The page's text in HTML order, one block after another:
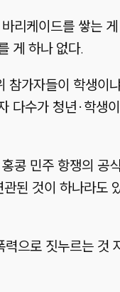
리케이드를 쌓는
게 하나 없다.
참가자들이 학생이
다수가 청년·학생
콩 민주 항쟁의 공
된 것이 하나라도
으로 짓누르는 것